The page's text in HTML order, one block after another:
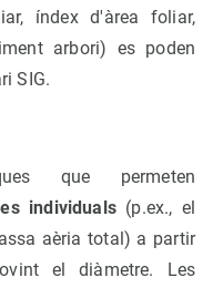
índex d'àrea foliar,
arbori) es poden
SIG.
que permeten
individuals(p.ex., el
aèria total) a partir
el diàmetre. Les